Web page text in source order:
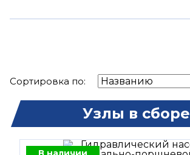
Сортировка по:
Узлы в сборе